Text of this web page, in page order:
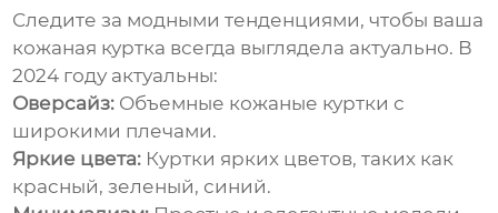
Следите за модными тенденциями, чтобы ваша
кожаная куртка всегда выглядела актуально. В
2024 году актуальны:
Оверсайз: Объемные кожаные куртки с
широкими плечами.
Яркие цвета: Куртки ярких цветов, таких как
красный, зеленый, синий.